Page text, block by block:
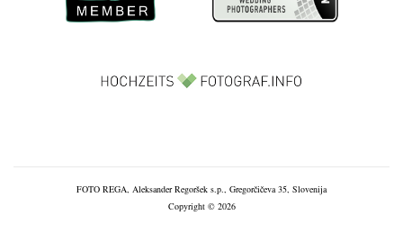
FOTO REGA, Aleksander Regoršek s.p., Gregorčičeva 35, Slovenija
Copyright © 2026